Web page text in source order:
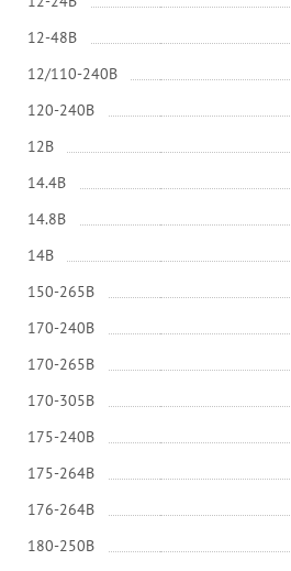
12-48В
12/110-240В
120-240В
12В
14.4В
14.8В
14В
150-265В
170-240В
170-265В
170-305В
175-240В
175-264В
176-264В
180-250В